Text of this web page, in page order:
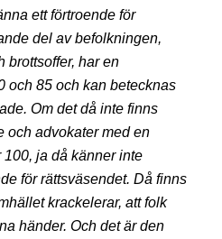
ett förtroende för
del av befolkningen,
brottsoffer, har en
och 85 och kan betecknas
Om det då inte finns
och advokater med en
ja då känner inte
för rättsväsendet. Då finns
krackelerar, att folk
händer. Och det är den